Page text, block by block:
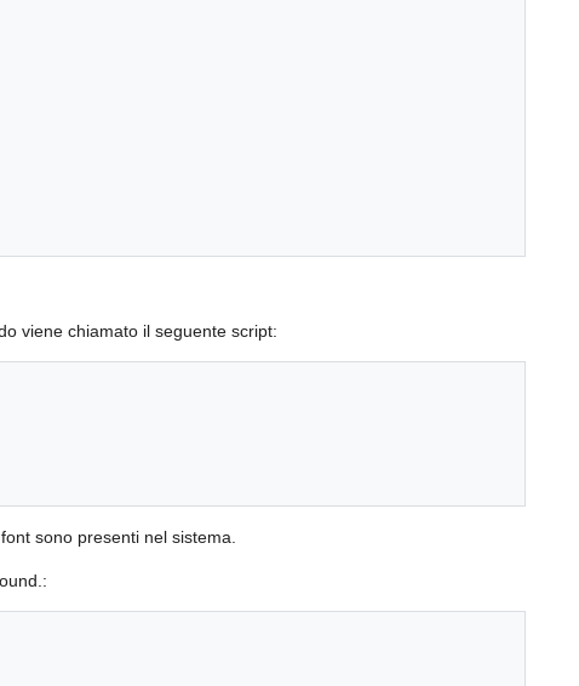
viene chiamato il seguente script:
sono presenti nel sistema.